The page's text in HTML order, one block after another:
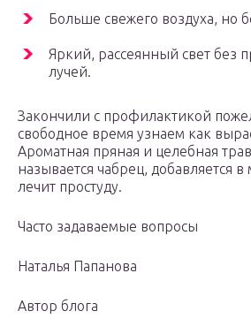
Больше свежего воздуха, но
Яркий, рассеянный свет без
лучей.
Закончили с профилактикой
свободное время узнаем как
Ароматная пряная и целебная
называется чабрец, добавляется
лечит простуду.
Часто задаваемые вопросы
Наталья Папанова
Автор блога